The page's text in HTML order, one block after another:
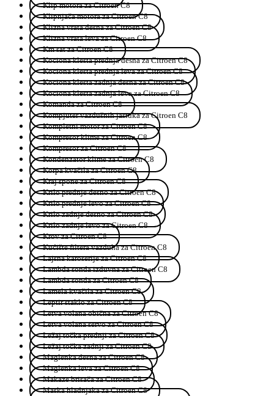
Klip motora za Citroen C8
Klipnjača motora za Citroen C8
Klizna vrata desna za Citroen C8
Klizna vrata leva za Citroen C8
Km sat za Citroen C8
Kociona klesta prednja desna za Citroen C8
Kociona klesta prednja leva za Citroen C8
Kociona klesta zadnja desna za Citroen C8
Kociona klesta zadnja leva za Citroen C8
Komanda za Citroen C8
Kompjuter vazdušnih jastuka za Citroen C8
Kompletni motor za Citroen C8
Kompresor klime za Citroen C8
Kompresor za Citroen C8
Kondenzator klime za Citroen C8
Korpa kvačila za Citroen C8
Kraj spone za Citroen C8
Krilo prednje desno za Citroen C8
Krilo prednje levo za Citroen C8
Krilo zadnje desno za Citroen C8
Krilo zadnje levo za Citroen C8
Krov za Citroen C8
Kućište filtera vazduha za Citroen C8
Lajsna karoserije za Citroen C8
Lambda sonda izduvna za Citroen C8
Lambda sonda za Citroen C8
Lamela kvačila za Citroen C8
Leptir staklo za Citroen C8
Letva volana obična za Citroen C8
Letva volana servo za Citroen C8
Ležaj točka prednji za Citroen C8
Ležaj točka zadnji za Citroen C8
Maglenka desna za Citroen C8
Maglenka leva za Citroen C8
Makaze brisača za Citroen C8
Maska hladnjaka za Citroen C8